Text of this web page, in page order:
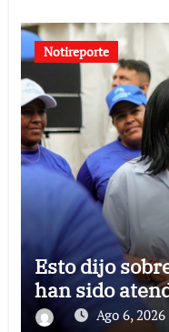
Notireporte
Esto dijo
han sido
Ago 6, 2026